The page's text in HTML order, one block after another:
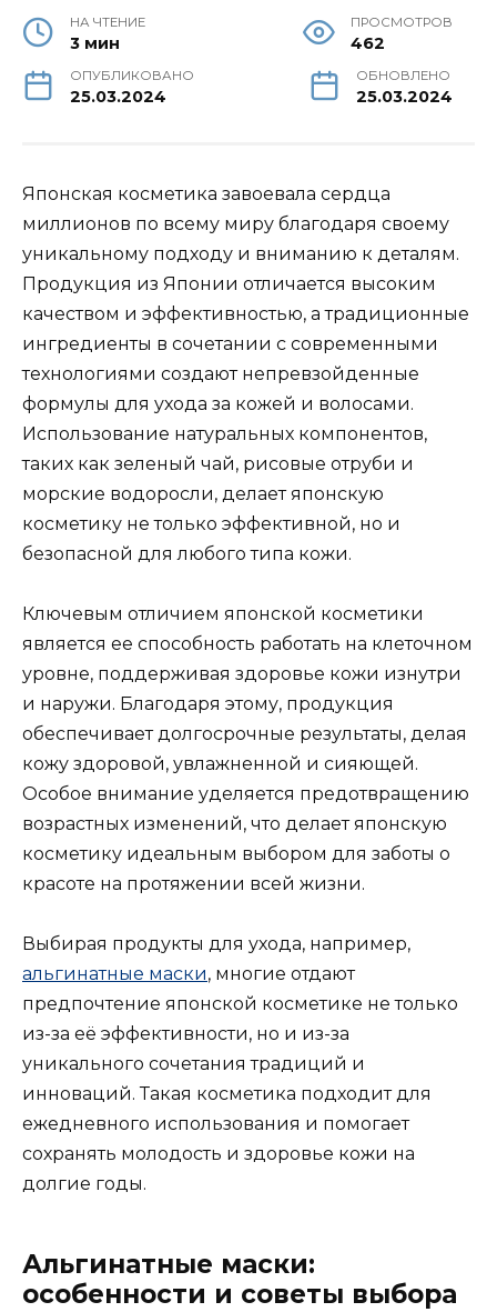
НА ЧТЕНИЕ
3 мин
ПРОСМОТРОВ
462
ОПУБЛИКОВАНО
25.03.2024
ОБНОВЛЕНО
25.03.2024
Японская косметика завоевала сердца
миллионов по всему миру благодаря своему
уникальному подходу и вниманию к деталям.
Продукция из Японии отличается высоким
качеством и эффективностью, а традиционные
ингредиенты в сочетании с современными
технологиями создают непревзойденные
формулы для ухода за кожей и волосами.
Использование натуральных компонентов,
таких как зеленый чай, рисовые отруби и
морские водоросли, делает японскую
косметику не только эффективной, но и
безопасной для любого типа кожи.
Ключевым отличием японской косметики
является ее способность работать на клеточном
уровне, поддерживая здоровье кожи изнутри
и наружи. Благодаря этому, продукция
обеспечивает долгосрочные результаты, делая
кожу здоровой, увлажненной и сияющей.
Особое внимание уделяется предотвращению
возрастных изменений, что делает японскую
косметику идеальным выбором для заботы о
красоте на протяжении всей жизни.
Выбирая продукты для ухода, например,
альгинатные маски, многие отдают
предпочтение японской косметике не только
из-за её эффективности, но и из-за
уникального сочетания традиций и
инноваций. Такая косметика подходит для
ежедневного использования и помогает
сохранять молодость и здоровье кожи на
долгие годы.
Альгинатные маски:
особенности и советы выбора